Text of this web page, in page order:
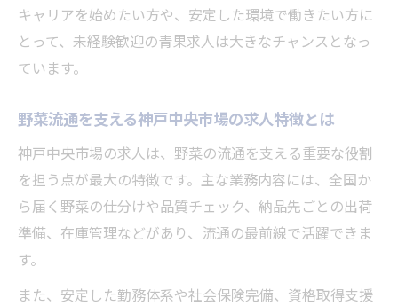
キャリアを始めたい方や、安定した環境で働きたい方に
とって、未経験歓迎の青果求人は大きなチャンスとなっ
ています。
野菜流通を支える神戸中央市場の求人特徴とは
神戸中央市場の求人は、野菜の流通を支える重要な役割
を担う点が最大の特徴です。主な業務内容には、全国か
ら届く野菜の仕分けや品質チェック、納品先ごとの出荷
準備、在庫管理などがあり、流通の最前線で活躍できま
す。
また、安定した勤務体系や社会保険完備、資格取得支援